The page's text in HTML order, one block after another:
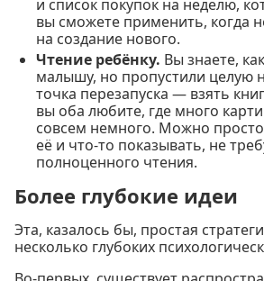
и список покупок на неделю,
вы сможете применить, когда
на создание нового.
Чтение ребёнку. Вы знаете,
малышу, но пропустили целую
точка перезапуска — взять
вы оба любите, где много
совсем немного. Можно
её и что-то показывать, не
полноценного чтения.
Более глубокие идеи
Эта, казалось бы, простая
несколько глубоких